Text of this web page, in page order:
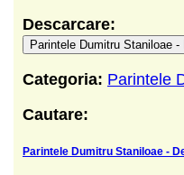
Descarcare:
Categoria: Parintele
Cautare:
Parintele Dumitru Staniloae -